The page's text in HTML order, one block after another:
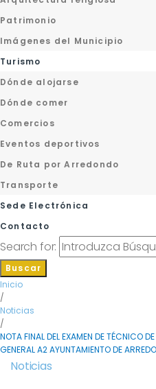
Patrimonio
Imágenes del Municipio
Turismo
Dónde alojarse
Dónde comer
Comercios
Eventos deportivos
De Ruta por Arredondo
Transporte
Sede Electrónica
Contacto
Search for:
Buscar
Inicio
/
Noticias
/
NOTA FINAL DEL EXAMEN DE TÉCNICO
GENERAL A2 AYUNTAMIENTO DE
Noticias